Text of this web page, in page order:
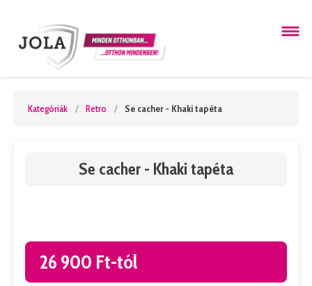
Kategóriák / Retro / Se cacher - Khaki tapéta
Se cacher - Khaki tapéta
26 900 Ft-tól